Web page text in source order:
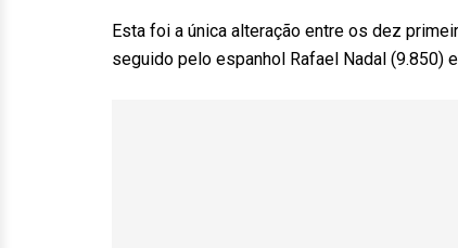
Esta foi a única alteração entre os dez
seguido pelo espanhol Rafael Nadal (9.850)